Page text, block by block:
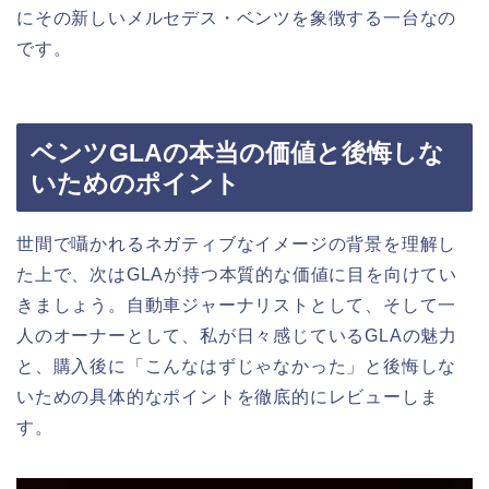
にその新しいメルセデス・ベンツを象徴する一台なの
です。
ベンツGLAの本当の価値と後悔しな
いためのポイント
世間で囁かれるネガティブなイメージの背景を理解し
た上で、次はGLAが持つ本質的な価値に目を向けてい
きましょう。自動車ジャーナリストとして、そして一
人のオーナーとして、私が日々感じているGLAの魅力
と、購入後に「こんなはずじゃなかった」と後悔しな
いための具体的なポイントを徹底的にレビューしま
す。